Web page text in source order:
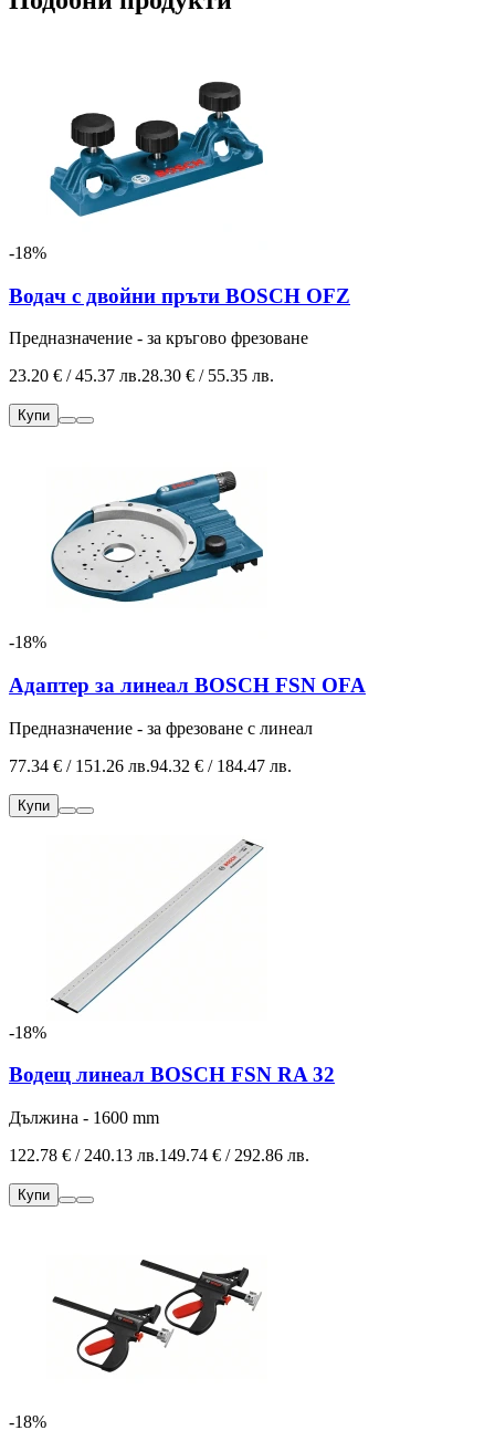
-18%
Водач с двойни пръти BOSCH OFZ
Предназначение - за кръгово фрезоване
23.20 € / 45.37 лв.28.30 € / 55.35 лв.
Купи
-18%
Адаптер за линеал BOSCH FSN OFA
Предназначение - за фрезоване с линеал
77.34 € / 151.26 лв.94.32 € / 184.47 лв.
Купи
-18%
Водещ линеал BOSCH FSN RA 32
Дължина - 1600 mm
122.78 € / 240.13 лв.149.74 € / 292.86 лв.
Купи
-18%